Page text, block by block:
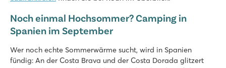
Noch einmal Hochsommer? Camping in
Spanien im September
Wer noch echte Sommerwärme sucht, wird in Spanien
fündig: An der Costa Brava und der Costa Dorada glitzert